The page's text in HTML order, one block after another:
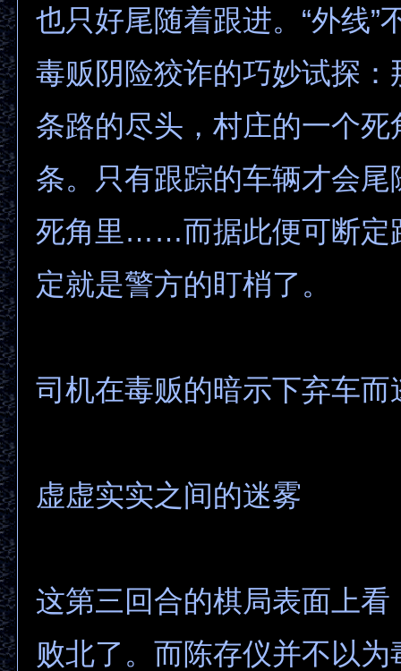
也只好尾随着跟进。“外线”
毒贩阴险狡诈的巧妙试探：
条路的尽头，村庄的一个死
条。只有跟踪的车辆才会尾
死角里……而据此便可断定
定就是警方的盯梢了。
司机在毒贩的暗示下弃车
虚虚实实之间的迷雾
这第三回合的棋局表面上看
败北了。而陈存仪并不以